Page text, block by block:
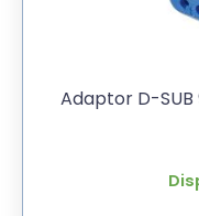
Adaptor D-